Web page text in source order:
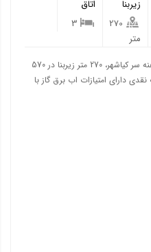
زیربنا
270
متر
اتاق
3
فروش ویلا تریبلکس ساحلی واقع در دهنه سر کیاشهر، 270 متر زیربنا در 570
نقدی دارای امتیازات اب برق گاز با